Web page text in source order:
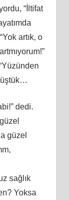
“İltifat
artık, o
dedi.
güzel
sağlık
Yoksa